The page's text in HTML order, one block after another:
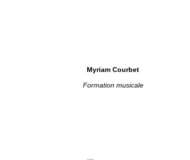
Myriam Courbet
Formation musicale